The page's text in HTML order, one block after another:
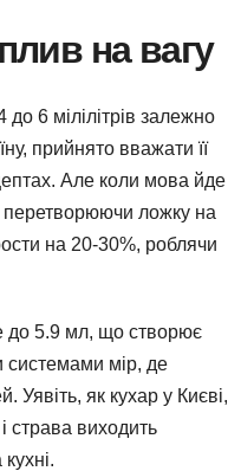
на вагу
6 мілілітрів залежно
прийнято вважати її
Але коли мова йде
перетворюючи ложку на
на 20-30%, роблячи
до 5.9 мл, що створює
системами мір, де
Уявіть, як кухар у Києві,
страва виходить